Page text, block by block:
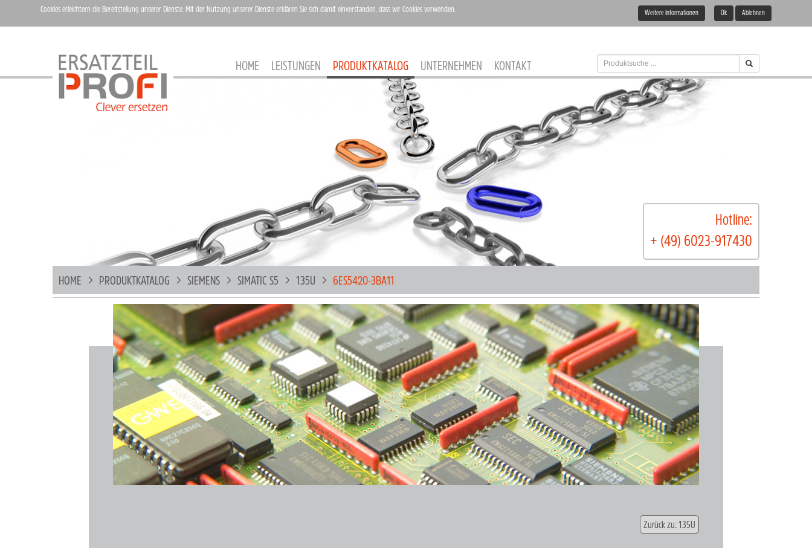
HOME LEISTUNGEN PRODUKTKATALOG UNTERNEHMEN KONTAKT
Hotline:
+ (49) 6023-917430
HOME PRODUKTKATALOG SIEMENS SIMATIC S5 135U 6ES5420-3BA11
Zurück zu: 135U
Cookies erleichtern die Bereitstellung unserer Dienste. Mit der Nutzung unserer Dienste erklären Sie sich damit einverstanden, dass wir Cookies verwenden. Weitere Informationen Ok Ablehnen